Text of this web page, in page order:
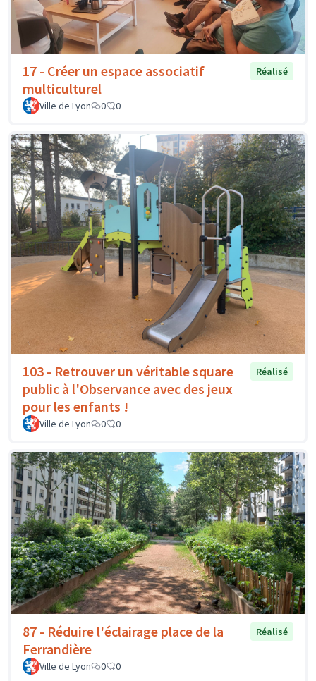
17 - Créer un espace associatif
multiculturel
Réalisé
Ville de Lyon 0 0
103 - Retrouver un véritable square
public à l'Observance avec des jeux
pour les enfants !
Réalisé
Ville de Lyon 0 0
87 - Réduire l'éclairage place de la
Ferrandière
Réalisé
Ville de Lyon 0 0